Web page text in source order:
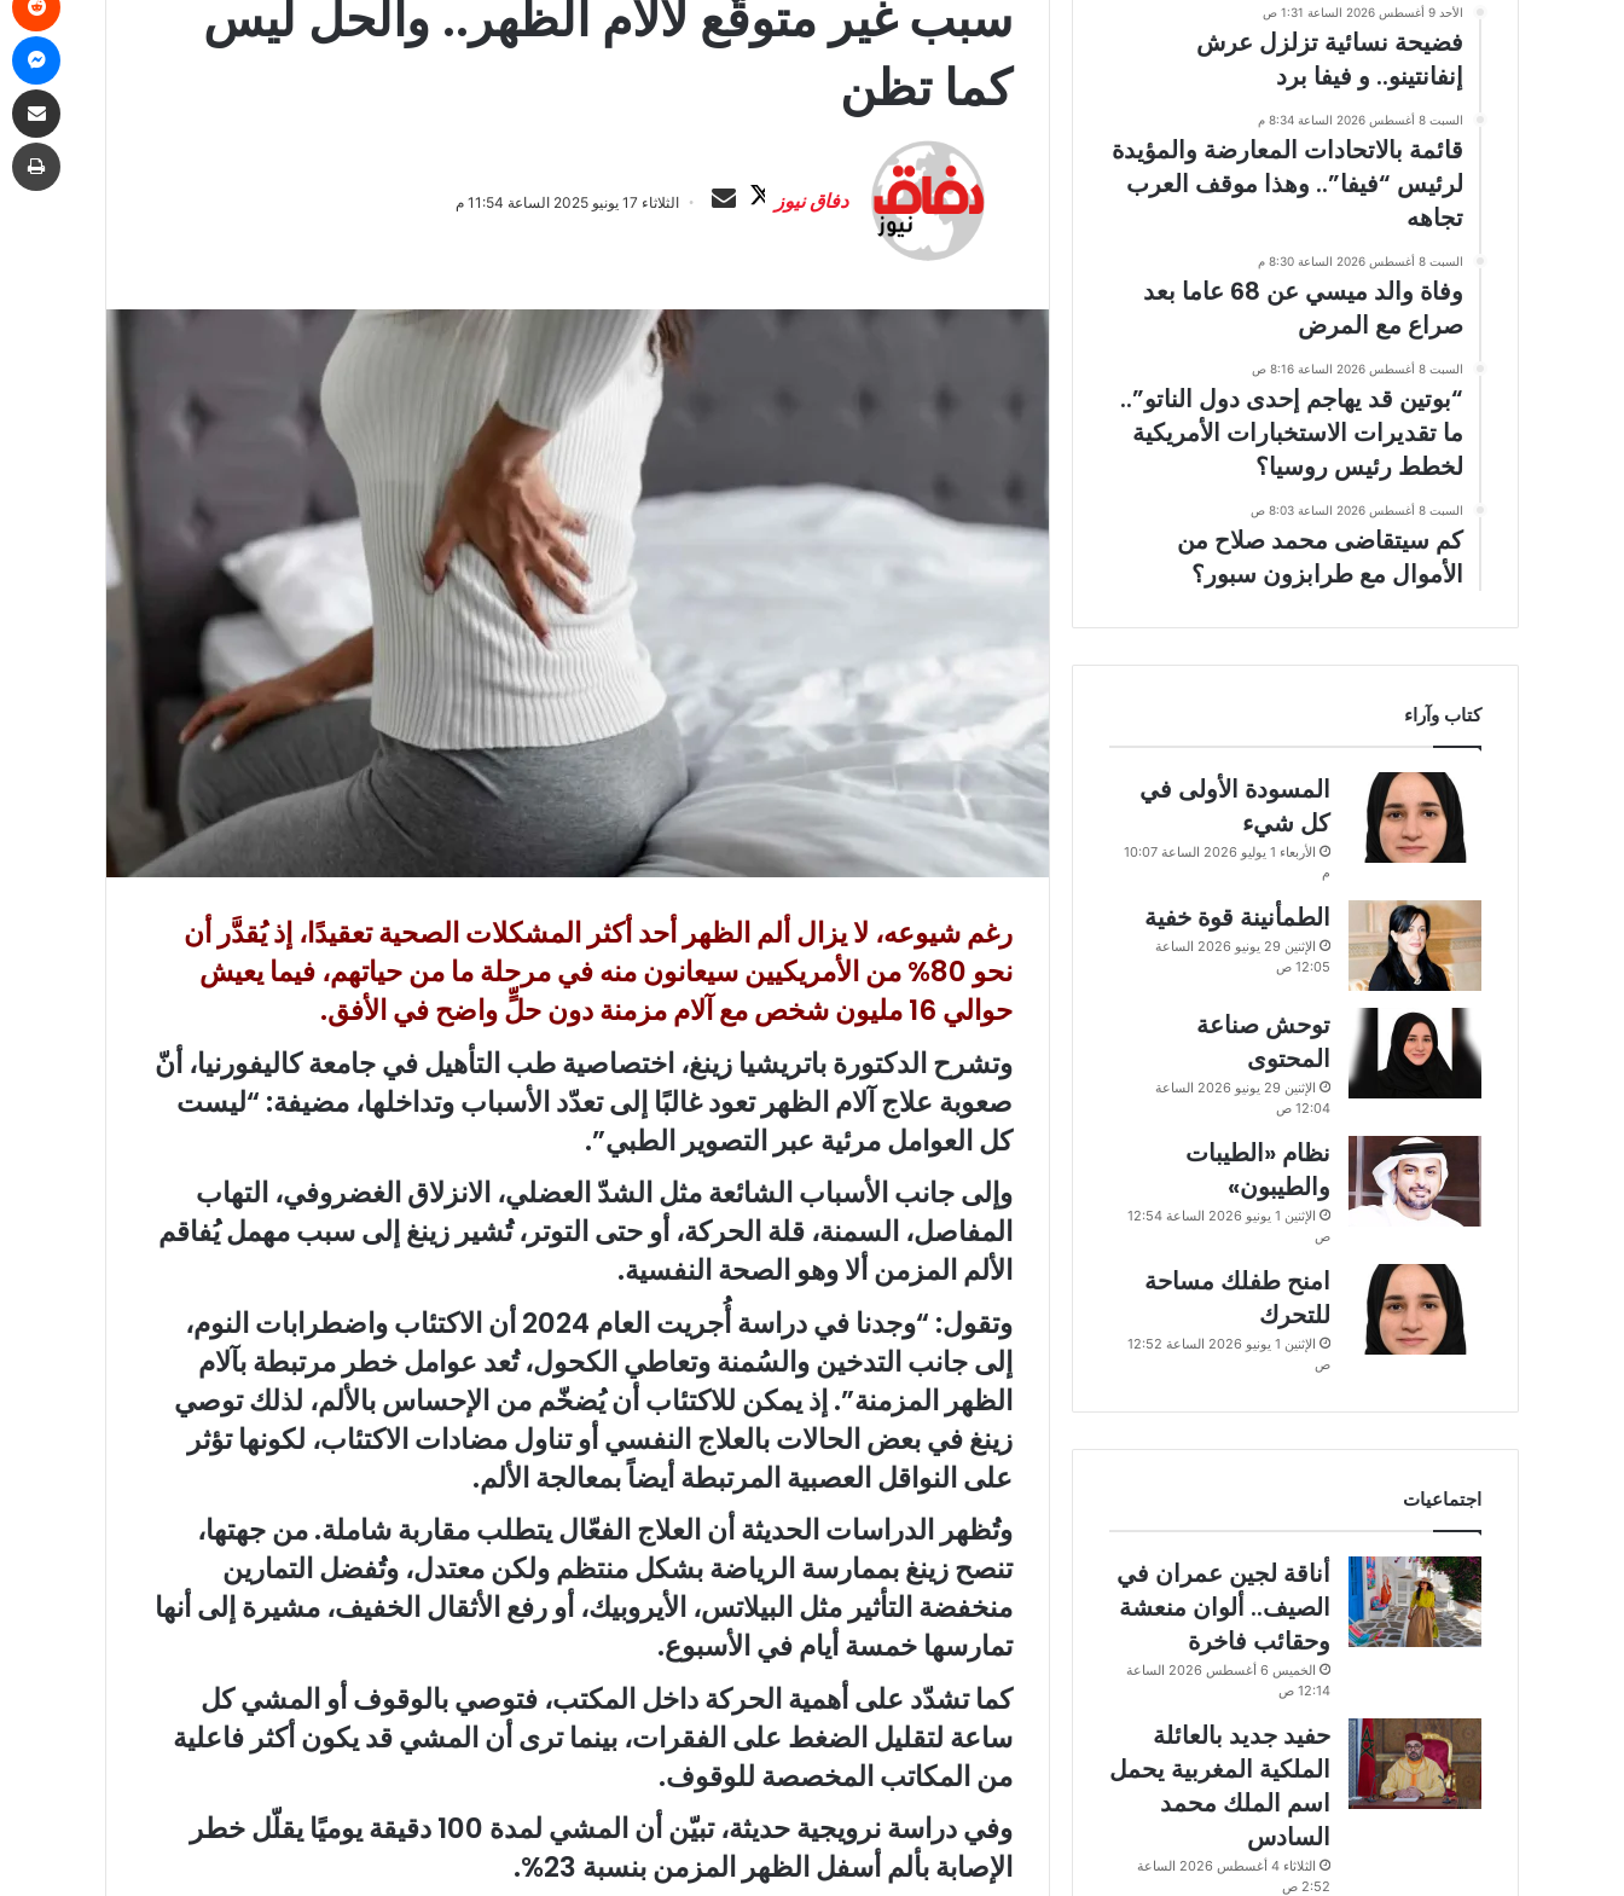
سبب غير متوقَّع لآلام الظهر.. والحل ليس
كما تظن
دفاق نيوز
ا
ب
ل
ر
ت
الثلاثاء 17 يونيو 2025 الساعة 11:54 م
رغم شيوعه، لا يزال ألم الظهر أحد أكثر المشكلات الصحية تعقيدًا، إذ يُقدَّر أن
نحو 80% من الأمريكيين سيعانون منه في مرحلة ما من حياتهم، فيما يعيش
حوالي 16 مليون شخص مع آلام مزمنة دون حلٍّ واضح في الأفق.
وتشرح الدكتورة باتريشيا زينغ، اختصاصية طب التأهيل في جامعة كاليفورنيا، أنّ
صعوبة علاج آلام الظهر تعود غالبًا إلى تعدّد الأسباب وتداخلها، مضيفة: “ليست
كل العوامل مرئية عبر التصوير الطبي”.
وإلى جانب الأسباب الشائعة مثل الشدّ العضلي، الانزلاق الغضروفي، التهاب
المفاصل، السمنة، قلة الحركة، أو حتى التوتر، تُشير زينغ إلى سبب مهمل يُفاقم
الألم المزمن ألا وهو الصحة النفسية.
وتقول: “وجدنا في دراسة أُجريت العام 2024 أن الاكتئاب واضطرابات النوم،
إلى جانب التدخين والسُمنة وتعاطي الكحول، تُعد عوامل خطر مرتبطة بآلام
الظهر المزمنة”. إذ يمكن للاكتئاب أن يُضخّم من الإحساس بالألم، لذلك توصي
زينغ في بعض الحالات بالعلاج النفسي أو تناول مضادات الاكتئاب، لكونها تؤثر
على النواقل العصبية المرتبطة أيضاً بمعالجة الألم.
وتُظهر الدراسات الحديثة أن العلاج الفعّال يتطلب مقاربة شاملة. من جهتها،
تنصح زينغ بممارسة الرياضة بشكل منتظم ولكن معتدل، وتُفضل التمارين
منخفضة التأثير مثل البيلاتس، الأيروبيك، أو رفع الأثقال الخفيف، مشيرة إلى أنها
تمارسها خمسة أيام في الأسبوع.
كما تشدّد على أهمية الحركة داخل المكتب، فتوصي بالوقوف أو المشي كل
ساعة لتقليل الضغط على الفقرات، بينما ترى أن المشي قد يكون أكثر فاعلية
من المكاتب المخصصة للوقوف.
وفي دراسة نرويجية حديثة، تبيّن أن المشي لمدة 100 دقيقة يوميًا يقلّل خطر
الإصابة بألم أسفل الظهر المزمن بنسبة 23%.
الأحد 9 أغسطس 2026 الساعة 1:31 ص
فضيحة نسائية تزلزل عرش
إنفانتينو.. و فيفا برد
السبت 8 أغسطس 2026 الساعة 8:34 م
قائمة بالاتحادات المعارضة والمؤيدة
لرئيس “فيفا”.. وهذا موقف العرب
تجاهه
السبت 8 أغسطس 2026 الساعة 8:30 م
وفاة والد ميسي عن 68 عاما بعد
صراع مع المرض
السبت 8 أغسطس 2026 الساعة 8:16 ص
“بوتين قد يهاجم إحدى دول الناتو”..
ما تقديرات الاستخبارات الأمريكية
لخطط رئيس روسيا؟
السبت 8 أغسطس 2026 الساعة 8:03 ص
كم سيتقاضى محمد صلاح من
الأموال مع طرابزون سبور؟
كتاب وآراء
المسودة الأولى في
كل شيء
الأربعاء 1 يوليو 2026 الساعة 10:07
م
الطمأنينة قوة خفية
الإثنين 29 يونيو 2026 الساعة
12:05 ص
توحش صناعة
المحتوى
الإثنين 29 يونيو 2026 الساعة
12:04 ص
نظام «الطيبات
والطيبون»
الإثنين 1 يونيو 2026 الساعة 12:54
ص
امنح طفلك مساحة
للتحرك
الإثنين 1 يونيو 2026 الساعة 12:52
ص
اجتماعيات
أناقة لجين عمران في
الصيف.. ألوان منعشة
وحقائب فاخرة
الخميس 6 أغسطس 2026 الساعة
12:14 ص
حفيد جديد بالعائلة
الملكية المغربية يحمل
اسم الملك محمد
السادس
الثلاثاء 4 أغسطس 2026 الساعة
2:52 ص